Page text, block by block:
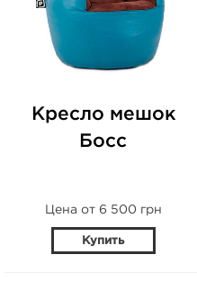
Кресло мешок
Босс
Цена от 6 500 грн
Купить